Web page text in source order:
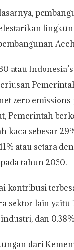
atau
zero
Pemerintah
kaca sebesar
atau setara
tahun 2030.
kontribusi
sektor lain
dan
dari